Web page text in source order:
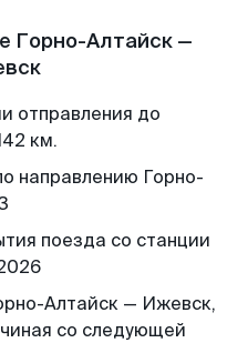
Горно-Алтайск —
отправления до
км.
направлению Горно-
поезда со станции
Алтайск — Ижевск,
со следующей